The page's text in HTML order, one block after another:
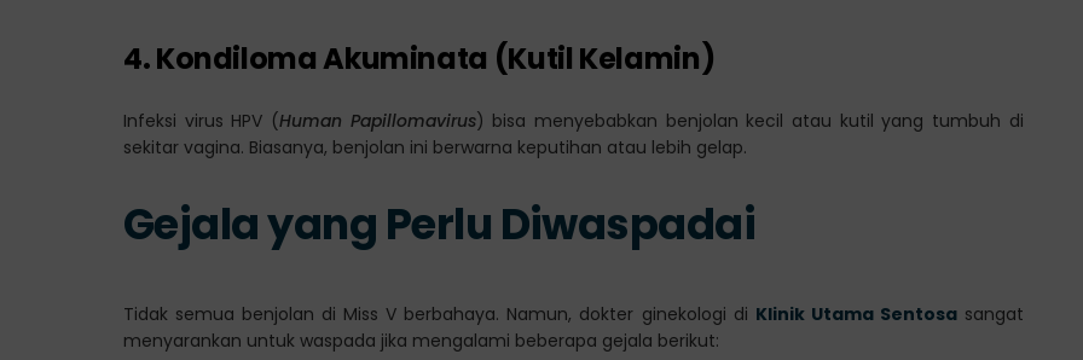
4. Kondiloma Akuminata (Kutil Kelamin)
Infeksi virus HPV (Human Papillomavirus) bisa menyebabkan benjolan kecil atau kutil yang tumbuh di
sekitar vagina. Biasanya, benjolan ini berwarna keputihan atau lebih gelap.
Gejala yang Perlu Diwaspadai
Tidak semua benjolan di Miss V berbahaya. Namun, dokter ginekologi di Klinik Utama Sentosasangat
menyarankan untuk waspada jika mengalami beberapa gejala berikut: